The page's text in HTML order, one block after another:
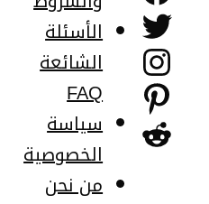
تويتر
إنستجرام
بينتريست
ريديت
الأسئلة
الشائعة
FAQ
سياسة
الخصوصية
من نحن